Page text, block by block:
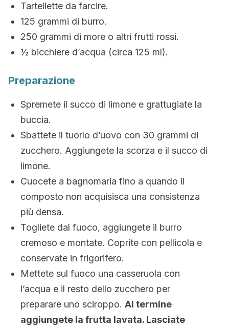
Tartellette da farcire.
125 grammi di burro.
250 grammi di more o altri frutti rossi.
½ bicchiere d’acqua (circa 125 ml).
Preparazione
Spremete il succo di limone e grattugiate la
buccia.
Sbattete il tuorlo d’uovo con 30 grammi di
zucchero. Aggiungete la scorza e il succo di
limone.
Cuocete a bagnomaria fino a quando il
composto non acquisisca una consistenza
più densa.
Togliete dal fuoco, aggiungete il burro
cremoso e montate. Coprite con pellicola e
conservate in frigorifero.
Mettete sul fuoco una casseruola con
l’acqua e il resto dello zucchero per
preparare uno sciroppo. Al termine
aggiungete la frutta lavata. Lasciate